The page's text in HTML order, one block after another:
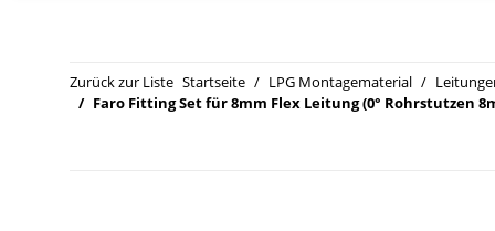
Zurück zur Liste Startseite LPG Montagematerial
Faro Fitting Set für 8mm Flex Leitung (0° Rohrstutzen